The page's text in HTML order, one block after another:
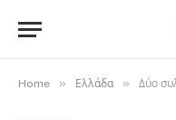
Home » Ελλάδα » Δύο